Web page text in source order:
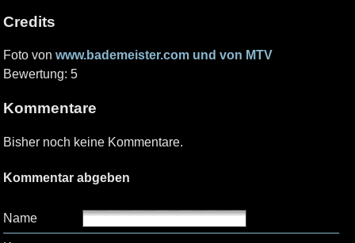
Credits
Foto von www.bademeister.com und von MTV
Bewertung: 5
Kommentare
Bisher noch keine Kommentare.
Kommentar abgeben
Name